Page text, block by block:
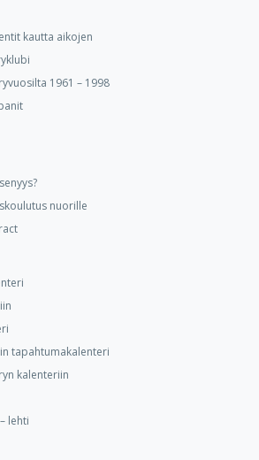
kautta aikojen
1961 – 1998
nuorille
tapahtumakalenteri
kalenteriin
lehti